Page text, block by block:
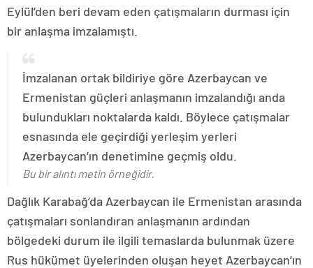
Eylül’den beri devam eden çatışmaların durması için
bir anlaşma imzalamıştı.
İmzalanan ortak bildiriye göre Azerbaycan ve
Ermenistan güçleri anlaşmanın imzalandığı anda
bulundukları noktalarda kaldı. Böylece çatışmalar
esnasında ele geçirdiği yerleşim yerleri
Azerbaycan’ın denetimine geçmiş oldu.
Bu bir alıntı metin örneğidir.
Dağlık Karabağ’da Azerbaycan ile Ermenistan arasında
çatışmaları sonlandıran anlaşmanın ardından
bölgedeki durum ile ilgili temaslarda bulunmak üzere
Rus hükümet üyelerinden oluşan heyet Azerbaycan’ın